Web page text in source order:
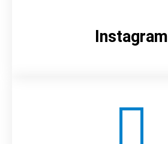
Instagram